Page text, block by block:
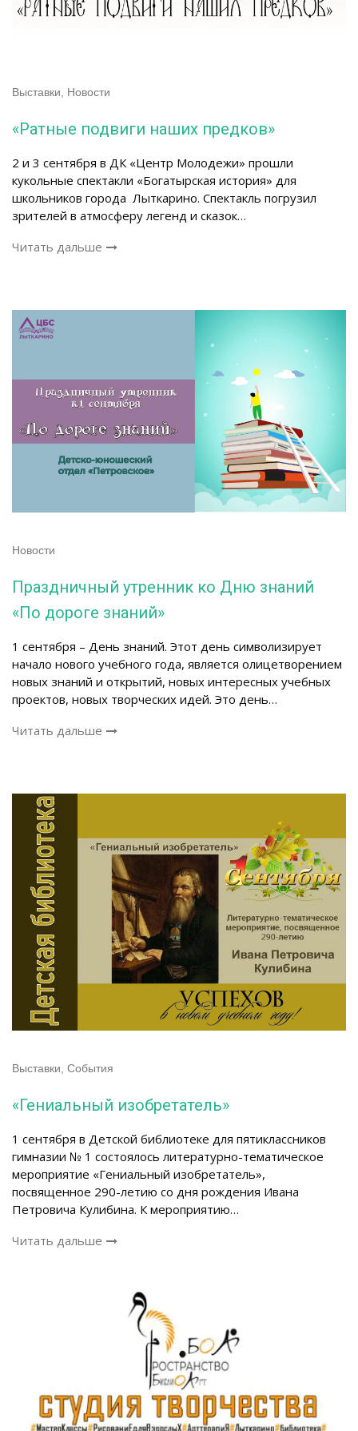
Выставки Новости
«Ратные подвиги наших предков»
2 и 3 сентября в ДК «Центр Молодежи» прошли
кукольные спектакли «Богатырская история» для
школьников города Лыткарино. Спектакль погрузил
зрителей в атмосферу легенд и сказок…
Читать дальше
Новости
Праздничный утренник ко Дню знаний
«По дороге знаний»
1 сентября – День знаний. Этот день символизирует
начало нового учебного года, является олицетворением
новых знаний и открытий, новых интересных учебных
проектов, новых творческих идей. Это день…
Читать дальше
Выставки События
«Гениальный изобретатель»
1 сентября в Детской библиотеке для пятиклассников
гимназии № 1 состоялось литературно-тематическое
мероприятие «Гениальный изобретатель»,
посвященное 290-летию со дня рождения Ивана
Петровича Кулибина. К мероприятию…
Читать дальше